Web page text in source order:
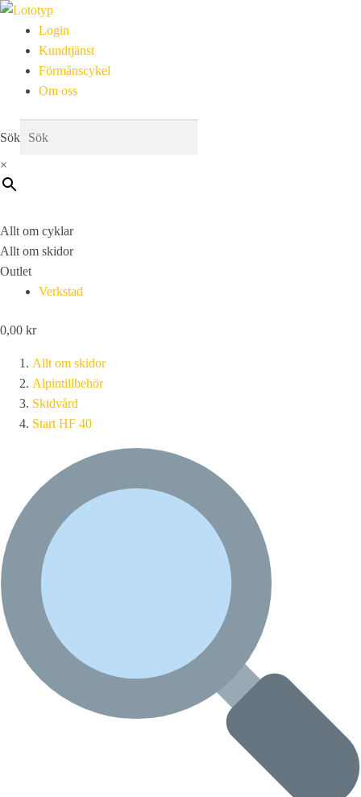
Login
Kundtjänst
Förmånscykel
Om oss
Sök
×
Allt om cyklar
Allt om skidor
Outlet
Verkstad
0,00 kr
Allt om skidor
Alpintillbehör
Skidvård
Start HF 40